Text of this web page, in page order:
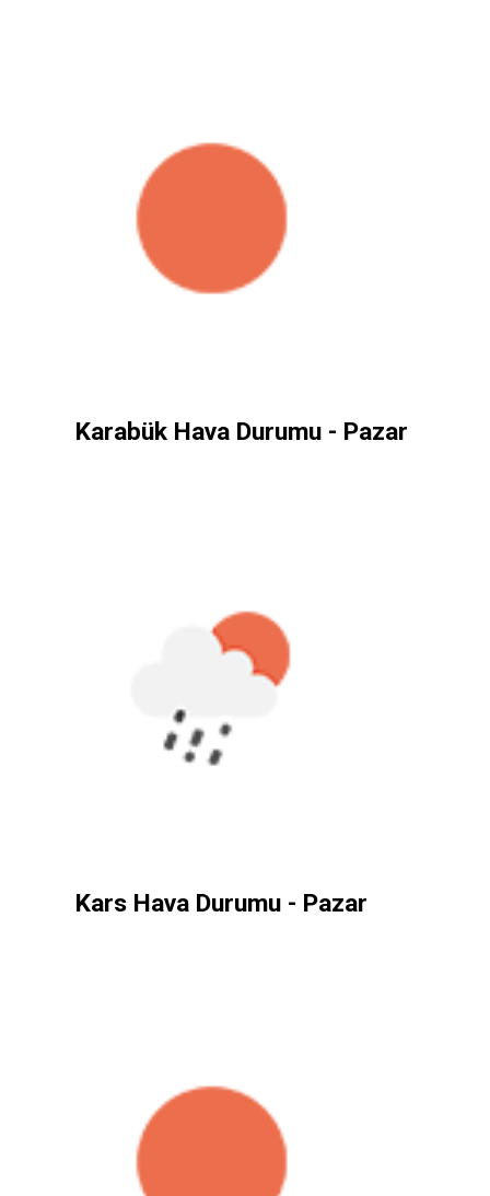
Karabük Hava Durumu - Pazar
Kars Hava Durumu - Pazar